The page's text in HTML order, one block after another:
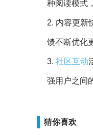
种阅读模式
2. 内容更新
馈不断优化
3. 社区互动
强用户之间
猜你喜欢